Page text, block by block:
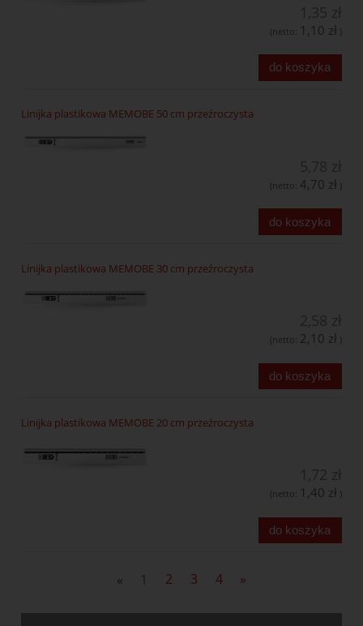
(netto: 1,10 zł )
do koszyka
Linijka plastikowa MEMOBE 50 cm przeźroczysta
(netto: 4,70 zł )
do koszyka
Linijka plastikowa MEMOBE 30 cm przeźroczysta
(netto: 2,10 zł )
do koszyka
Linijka plastikowa MEMOBE 20 cm przeźroczysta
(netto: 1,40 zł )
do koszyka
« 1 2 3 4 »